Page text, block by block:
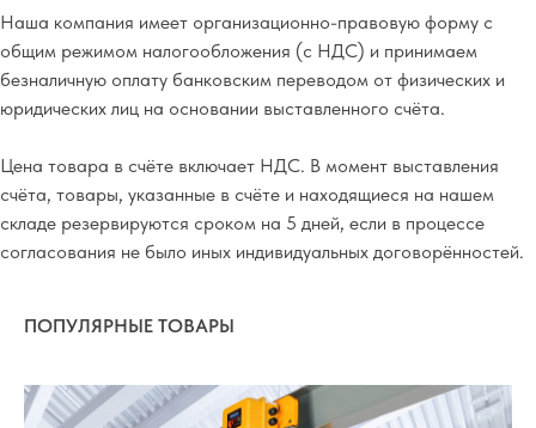
Наша компания имеет организационно-правовую форму с
общим режимом налогообложения (с НДС) и принимаем
безналичную оплату банковским переводом от физических и
юридических лиц на основании выставленного счёта.
Цена товара в счёте включает НДС. В момент выставления
счёта, товары, указанные в счёте и находящиеся на нашем
складе резервируются сроком на 5 дней, если в процессе
согласования не было иных индивидуальных договорённостей.
ПОПУЛЯРНЫЕ ТОВАРЫ